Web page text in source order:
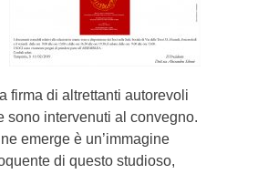
firma di altrettanti autorevoli
sono intervenuti al convegno.
emerge è un’immagine
di questo studioso,